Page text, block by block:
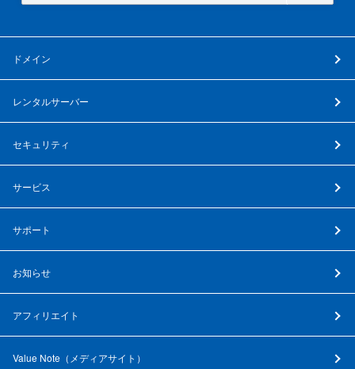
ドメイン
レンタルサーバー
セキュリティ
サービス
サポート
お知らせ
アフィリエイト
Value Note（ メディアサイト ）